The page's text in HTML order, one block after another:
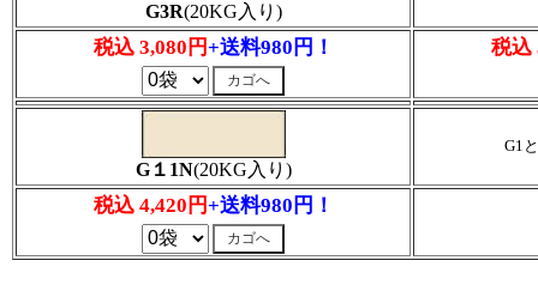
G3R(20KG入り)
税込 3,080円+送料980円！ 税込
G１1N(20KG入り)
G1
税込 4,420円+送料980円！